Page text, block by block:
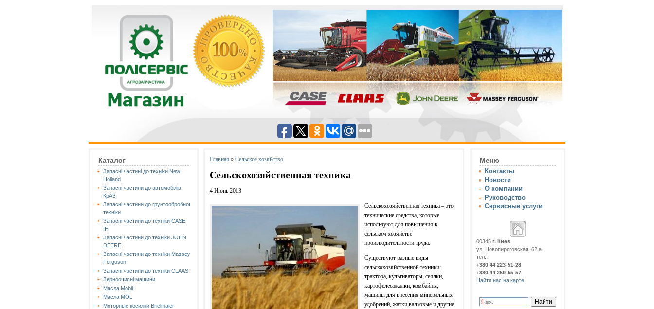
Каталог
Запасні частині до техніки New
Holland
Запасні частини до автомобілів
КрАЗ
Запасні частини до грунтообробної
техніки
Запасні частини до техніки CASE
IH
Запасні частини до техніки JOHN
DEERE
Запасні частини до техніки Massey
Ferguson
Запасні частини до техніки СLAAS
Зерноочисні машини
Масла Mobil
Масла MOL
Моторные косилки Brielmaier
Меню
Контакты
Новости
О компании
Руководство
Сервисные услуги
00345 г. Киев
ул. Новопироговская, 62 а.
тел.:
+380 44 223-51-28
+380 44 259-55-57
Найти нас на карте
Главная » Сельское хозяйство
Сельскохозяйственная техника
4 Июнь 2013
Сельскохозяйственная техника – это
технические средства, которые
используют для повышения в
сельском хозяйстве
производительности труда.
Существуют разные виды
сельскохозяйственной техники:
трактора, культиваторы, сеялки,
картофелесажалки, комбайны,
машины для внесения минеральных
удобрений, жатки валковые и другие